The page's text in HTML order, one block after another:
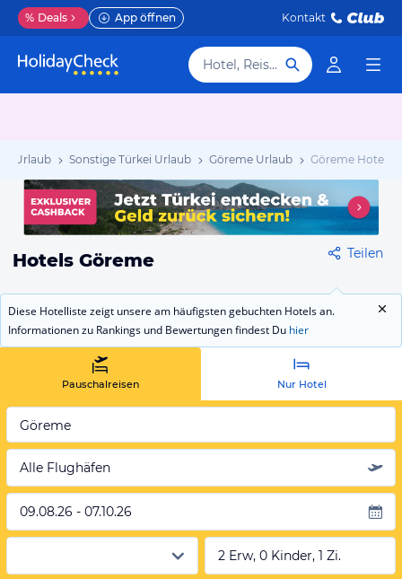
% Deals App öffnen Kontakt
Hotel, Reiseziel
Urlaub Sonstige Türkei Urlaub Göreme Urlaub Göreme Hotels
Hotels Göreme Teilen
Diese Hotelliste zeigt unsere am häufigsten gebuchten Hotels an.
Informationen zu Rankings und Bewertungen findest Du hier
Pauschalreisen Nur Hotel
Göreme
Alle Flughäfen
09.08.26 - 07.10.26
2 Erw, 0 Kinder, 1 Zi.